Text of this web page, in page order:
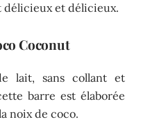
délicieux et délicieux.
Coconut
lait, sans collant et
barre est élaborée
noix de coco.